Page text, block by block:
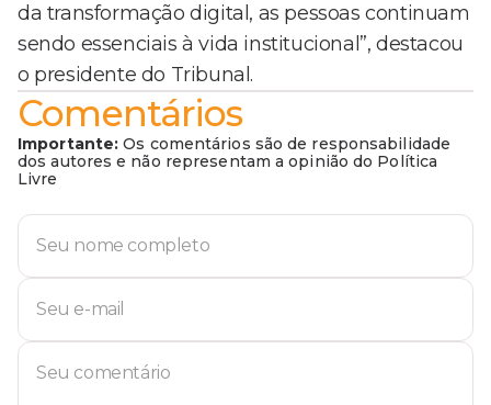
da transformação digital, as pessoas continuam
sendo essenciais à vida institucional”, destacou
o presidente do Tribunal.
Comentários
Importante: Os comentários são de responsabilidade
dos autores e não representam a opinião do Política
Livre